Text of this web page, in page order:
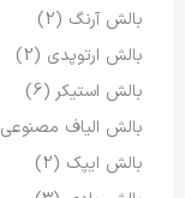
بالش آرنگ (2)
بالش ارتوپدی (2)
بالش استیکر (6)
بالش الیاف مصنوعی
بالش ایپک (2)